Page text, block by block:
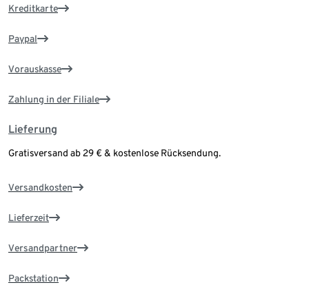
Kreditkarte
Paypal
Vorauskasse
Zahlung in der Filiale
Lieferung
Gratisversand ab 29 € & kostenlose Rücksendung.
Versandkosten
Lieferzeit
Versandpartner
Packstation